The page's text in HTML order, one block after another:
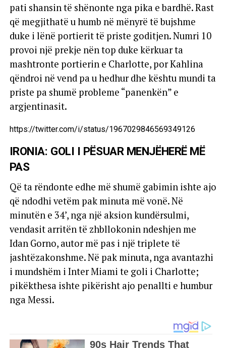
pati shansin të shënonte nga pika e bardhë. Rast
që megjithatë u humb në mënyrë të bujshme
duke i lënë portierit të priste goditjen. Numri 10
provoi një prekje nën top duke kërkuar ta
mashtronte portierin e Charlotte, por Kahlina
qëndroi në vend pa u hedhur dhe kështu mundi ta
priste pa shumë probleme “panenkën” e
argjentinasit.
https://twitter.com/i/status/1967029846569349126
IRONIA: GOLI I PËSUAR MENJËHERË MË
PAS
Që ta rëndonte edhe më shumë gabimin ishte ajo
që ndodhi vetëm pak minuta më vonë. Në
minutën e 34’, nga një aksion kundërsulmi,
vendasit arritën të zhbllokonin ndeshjen me
Idan Gorno, autor më pas i një triplete të
jashtëzakonshme. Në pak minuta, nga avantazhi
i mundshëm i Inter Miami te goli i Charlotte;
pikëkthesa ishte pikërisht ajo penallti e humbur
nga Messi.